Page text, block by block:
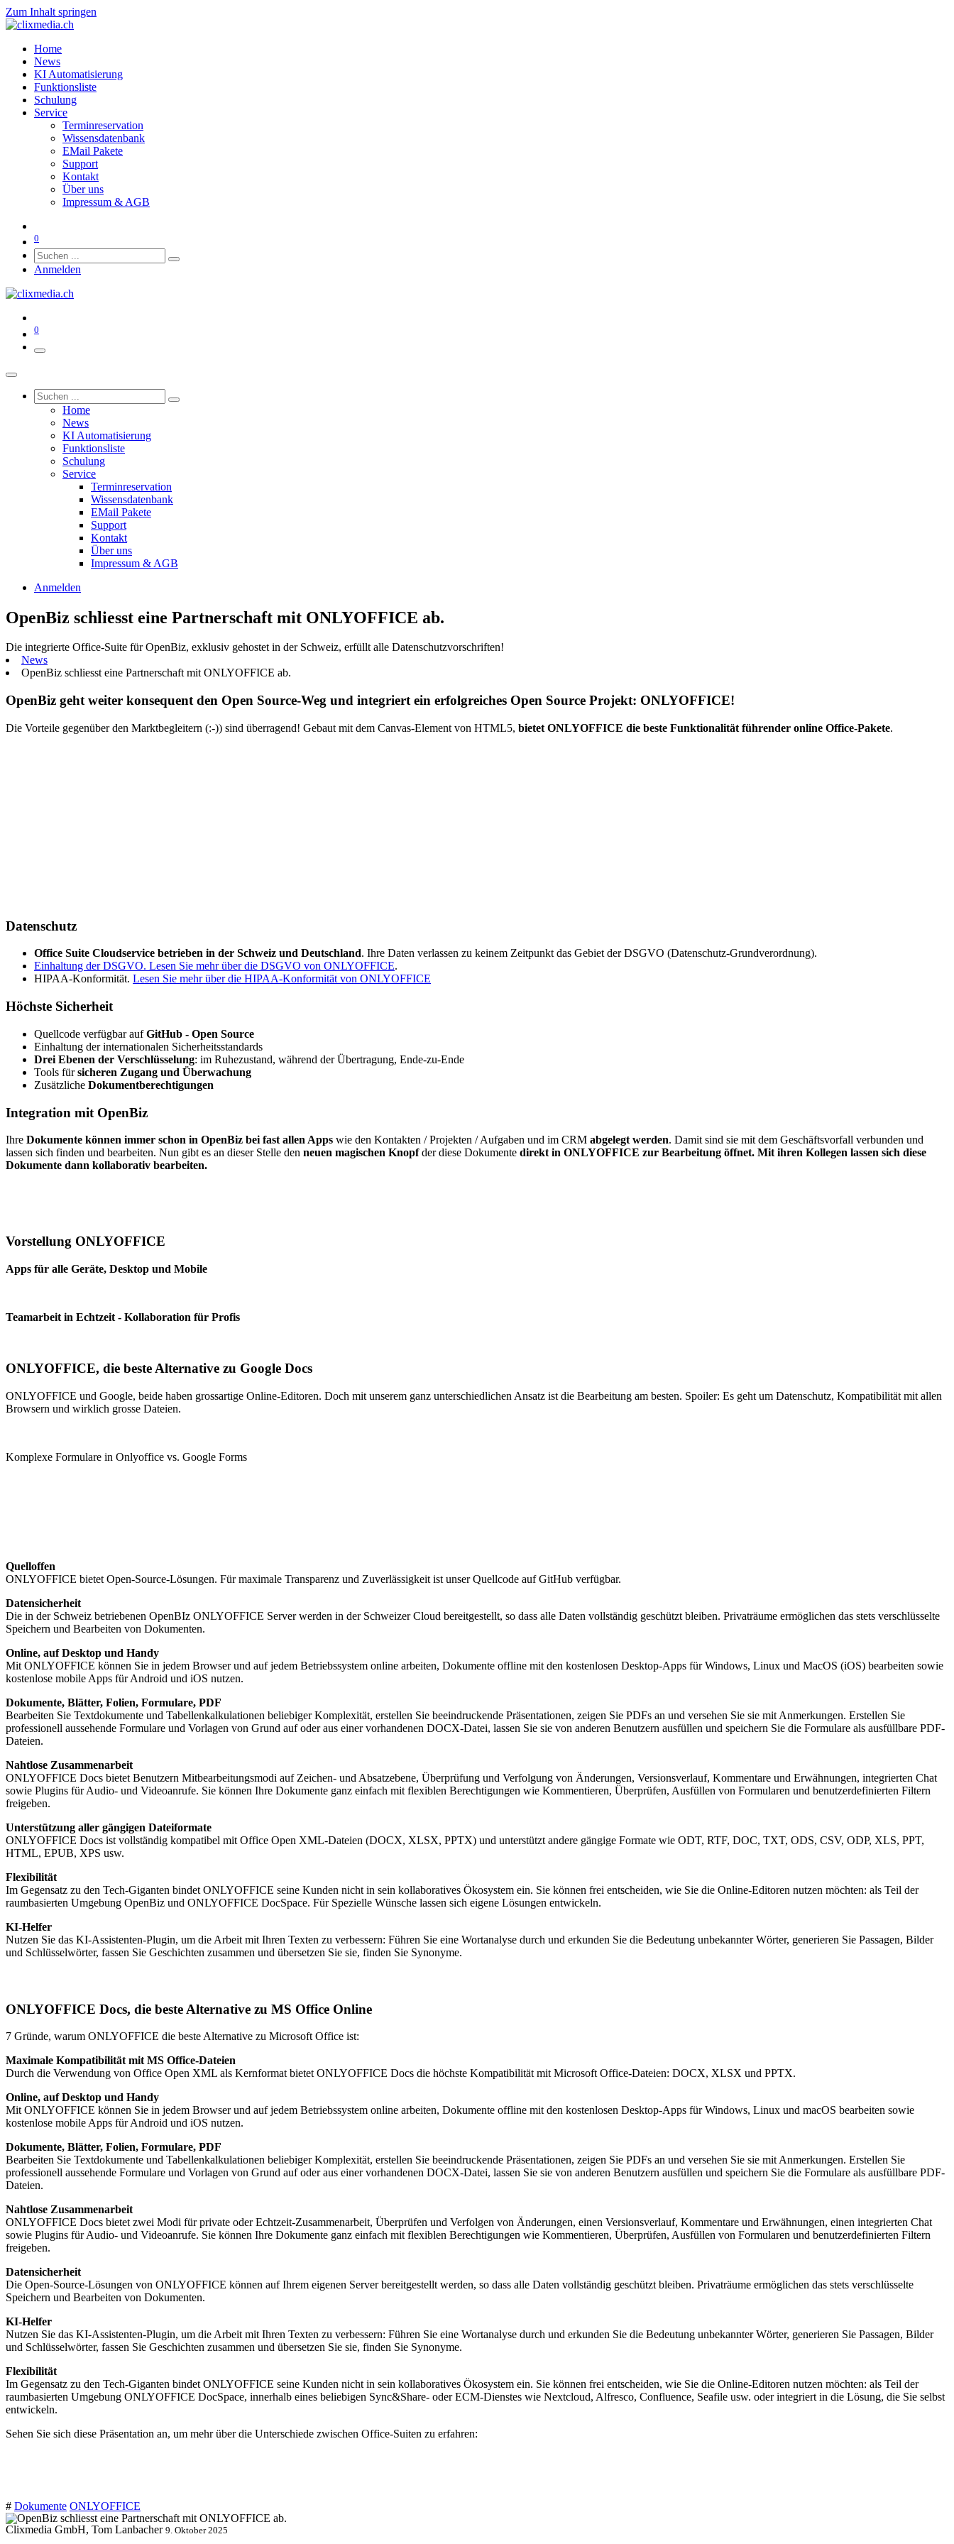
Zum Inhalt springen
Home
News
KI Automatisierung
Funktionsliste
Schulung
Service
Terminreservation
Wissensdatenbank
EMail Pakete
Support
Kontakt
Über uns
Impressum & AGB
0
Anmelden
0
Home
News
KI Automatisierung
Funktionsliste
Schulung
Service
Terminreservation
Wissensdatenbank
EMail Pakete
Support
Kontakt
Über uns
Impressum & AGB
Anmelden
OpenBiz schliesst eine Partnerschaft mit ONLYOFFICE ab.
Die integrierte Office-Suite für OpenBiz, exklusiv gehostet in der Schweiz, erfüllt alle Datenschutzvorschriften!
News
OpenBiz schliesst eine Partnerschaft mit ONLYOFFICE ab.
OpenBiz geht weiter konsequent den Open Source-Weg und integriert ein erfolgreiches Open Source Projekt: ONLYOFFICE!
Die Vorteile gegenüber den Marktbegleitern (:-)) sind überragend! Gebaut mit dem Canvas-Element von HTML5, bietet ONLYOFFICE die beste Funktionalität führender online Office-Pakete.
Datenschutz
Office Suite Cloudservice betrieben in der Schweiz und Deutschland. Ihre Daten verlassen zu keinem Zeitpunkt das Gebiet der DSGVO (Datenschutz-Grundverordnung).
Einhaltung der DSGVO. Lesen Sie mehr über die DSGVO von ONLYOFFICE.
HIPAA-Konformität. Lesen Sie mehr über die HIPAA-Konformität von ONLYOFFICE
Höchste Sicherheit
Quellcode verfügbar aufGitHub - Open Source
Einhaltung der internationalen Sicherheitsstandards
Drei Ebenen der Verschlüsselung: im Ruhezustand, während der Übertragung, Ende-zu-Ende
Tools fürsicheren Zugang und Überwachung
Zusätzliche Dokumentberechtigungen
Integration mit OpenBiz
Ihre Dokumente können immer schon in OpenBiz bei fast allen Apps wie den Kontakten / Projekten / Aufgaben und im CRM abgelegt werden. Damit sind sie mit dem Geschäftsvorfall verbunden und
lassen sich finden und bearbeiten. Nun gibt es an dieser Stelle den neuen magischen Knopfder diese Dokumente direkt in ONLYOFFICE zur Bearbeitung öffnet. Mit ihren Kollegen lassen sich diese
Dokumente dann kollaborativ bearbeiten.
Vorstellung ONLYOFFICE
Apps für alle Geräte, Desktop und Mobile
Teamarbeit in Echtzeit - Kollaboration für Profis
ONLYOFFICE, die beste Alternative zu Google Docs
ONLYOFFICE und Google, beide haben grossartige Online-Editoren. Doch mit unserem ganz unterschiedlichen Ansatz ist die Bearbeitung am besten. Spoiler: Es geht um Datenschutz, Kompatibilität mit allen
Browsern und wirklich grosse Dateien.
Komplexe Formulare in Onlyoffice vs. Google Forms
Quelloffen
ONLYOFFICE bietet Open-Source-Lösungen. Für maximale Transparenz und Zuverlässigkeit ist unser Quellcode auf GitHub verfügbar.
Datensicherheit
Die in der Schweiz betriebenen OpenBIz ONLYOFFICE Server werden in der Schweizer Cloud bereitgestellt, so dass alle Daten vollständig geschützt bleiben. Privaträume ermöglichen das stets verschlüsselte
Speichern und Bearbeiten von Dokumenten.
Online, auf Desktop und Handy
Mit ONLYOFFICE können Sie in jedem Browser und auf jedem Betriebssystem online arbeiten, Dokumente offline mit den kostenlosen Desktop-Apps für Windows, Linux und MacOS (iOS) bearbeiten sowie
kostenlose mobile Apps für Android und iOS nutzen.
Dokumente, Blätter, Folien, Formulare, PDF
Bearbeiten Sie Textdokumente und Tabellenkalkulationen beliebiger Komplexität, erstellen Sie beeindruckende Präsentationen, zeigen Sie PDFs an und versehen Sie sie mit Anmerkungen. Erstellen Sie
professionell aussehende Formulare und Vorlagen von Grund auf oder aus einer vorhandenen DOCX-Datei, lassen Sie sie von anderen Benutzern ausfüllen und speichern Sie die Formulare als ausfüllbare PDF-
Dateien.
Nahtlose Zusammenarbeit
ONLYOFFICE Docs bietet Benutzern Mitbearbeitungsmodi auf Zeichen- und Absatzebene, Überprüfung und Verfolgung von Änderungen, Versionsverlauf, Kommentare und Erwähnungen, integrierten Chat
sowie Plugins für Audio- und Videoanrufe. Sie können Ihre Dokumente ganz einfach mit flexiblen Berechtigungen wie Kommentieren, Überprüfen, Ausfüllen von Formularen und benutzerdefinierten Filtern
freigeben.
Unterstützung aller gängigen Dateiformate
ONLYOFFICE Docs ist vollständig kompatibel mit Office Open XML-Dateien (DOCX, XLSX, PPTX) und unterstützt andere gängige Formate wie ODT, RTF, DOC, TXT, ODS, CSV, ODP, XLS, PPT,
HTML, EPUB, XPS usw.
Flexibilität
Im Gegensatz zu den Tech-Giganten bindet ONLYOFFICE seine Kunden nicht in sein kollaboratives Ökosystem ein. Sie können frei entscheiden, wie Sie die Online-Editoren nutzen möchten: als Teil der
raumbasierten Umgebung OpenBiz und ONLYOFFICE DocSpace. Für Spezielle Wünsche lassen sich eigene Lösungen entwickeln.
KI-Helfer
Nutzen Sie das KI-Assistenten-Plugin, um die Arbeit mit Ihren Texten zu verbessern: Führen Sie eine Wortanalyse durch und erkunden Sie die Bedeutung unbekannter Wörter, generieren Sie Passagen, Bilder
und Schlüsselwörter, fassen Sie Geschichten zusammen und übersetzen Sie sie, finden Sie Synonyme.
ONLYOFFICE Docs, die beste Alternative zu MS Office Online
7 Gründe, warum ONLYOFFICE die beste Alternative zu Microsoft Office ist:
Maximale Kompatibilität mit MS Office-Dateien
Durch die Verwendung von Office Open XML als Kernformat bietet ONLYOFFICE Docs die höchste Kompatibilität mit Microsoft Office-Dateien: DOCX, XLSX und PPTX.
Online, auf Desktop und Handy
Mit ONLYOFFICE können Sie in jedem Browser und auf jedem Betriebssystem online arbeiten, Dokumente offline mit den kostenlosen Desktop-Apps für Windows, Linux und macOS bearbeiten sowie
kostenlose mobile Apps für Android und iOS nutzen.
Dokumente, Blätter, Folien, Formulare, PDF
Bearbeiten Sie Textdokumente und Tabellenkalkulationen beliebiger Komplexität, erstellen Sie beeindruckende Präsentationen, zeigen Sie PDFs an und versehen Sie sie mit Anmerkungen. Erstellen Sie
professionell aussehende Formulare und Vorlagen von Grund auf oder aus einer vorhandenen DOCX-Datei, lassen Sie sie von anderen Benutzern ausfüllen und speichern Sie die Formulare als ausfüllbare PDF-
Dateien.
Nahtlose Zusammenarbeit
ONLYOFFICE Docs bietet zwei Modi für private oder Echtzeit-Zusammenarbeit, Überprüfen und Verfolgen von Änderungen, einen Versionsverlauf, Kommentare und Erwähnungen, einen integrierten Chat
sowie Plugins für Audio- und Videoanrufe. Sie können Ihre Dokumente ganz einfach mit flexiblen Berechtigungen wie Kommentieren, Überprüfen, Ausfüllen von Formularen und benutzerdefinierten Filtern
freigeben.
Datensicherheit
Die Open-Source-Lösungen von ONLYOFFICE können auf Ihrem eigenen Server bereitgestellt werden, so dass alle Daten vollständig geschützt bleiben. Privaträume ermöglichen das stets verschlüsselte
Speichern und Bearbeiten von Dokumenten.
KI-Helfer
Nutzen Sie das KI-Assistenten-Plugin, um die Arbeit mit Ihren Texten zu verbessern: Führen Sie eine Wortanalyse durch und erkunden Sie die Bedeutung unbekannter Wörter, generieren Sie Passagen, Bilder
und Schlüsselwörter, fassen Sie Geschichten zusammen und übersetzen Sie sie, finden Sie Synonyme.
Flexibilität
Im Gegensatz zu den Tech-Giganten bindet ONLYOFFICE seine Kunden nicht in sein kollaboratives Ökosystem ein. Sie können frei entscheiden, wie Sie die Online-Editoren nutzen möchten: als Teil der
raumbasierten Umgebung ONLYOFFICE DocSpace, innerhalb eines beliebigen Sync&Share- oder ECM-Dienstes wie Nextcloud, Alfresco, Confluence, Seafile usw. oder integriert in die Lösung, die Sie selbst
entwickeln.
Sehen Sie sich diese Präsentation an, um mehr über die Unterschiede zwischen Office-Suiten zu erfahren:
# Dokumente ONLYOFFICE
Clixmedia GmbH, Tom Lanbacher 9. Oktober 2025